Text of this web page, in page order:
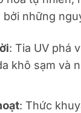
những
: Tia UV phá
khô sạm và
: Thức